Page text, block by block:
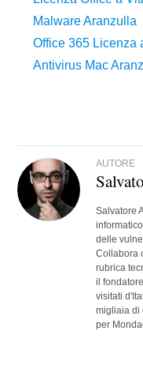
AUTORE
Salvatore
delle
Collabora
rubrica
il
visitati
migliaia di
per